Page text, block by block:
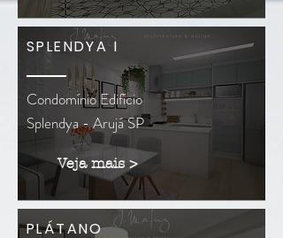
SPLENDYA I
Condomínio Edifício
Splendya - Arujá SP
Veja mais >
PLÁTANO